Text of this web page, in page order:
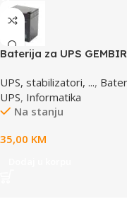
Baterija za UPS
UPS, stabilizatori, ...,
UPS, Informatika
Na stanju
35,00 KM